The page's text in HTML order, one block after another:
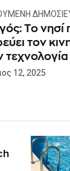
Το νησί
τον
τεχνολογία
12, 2025